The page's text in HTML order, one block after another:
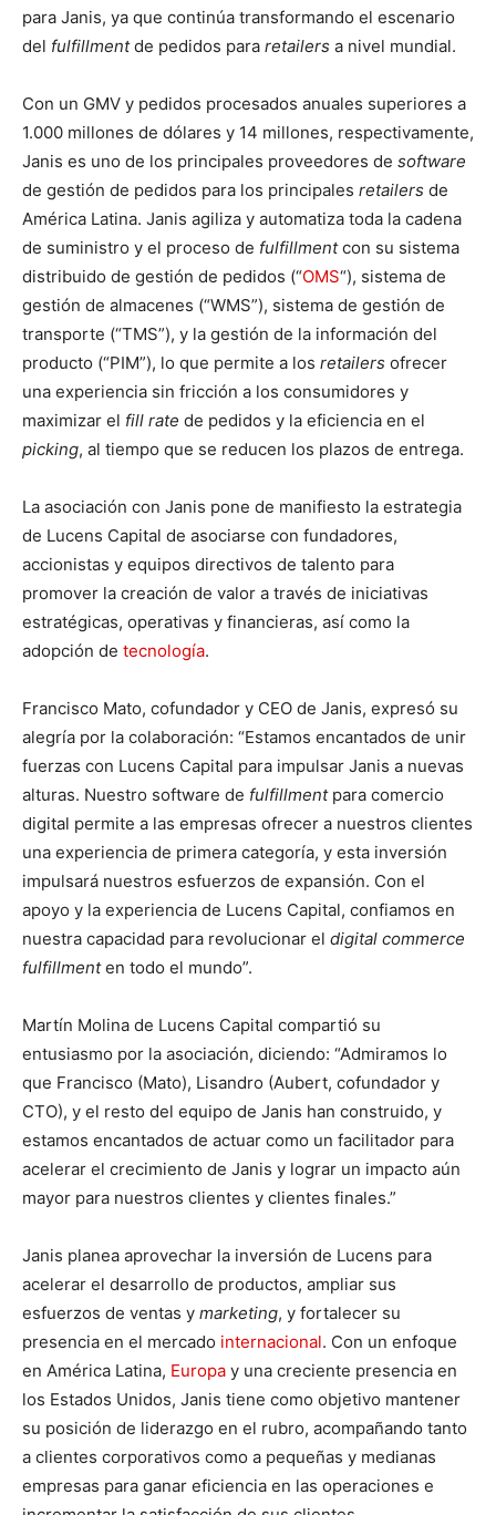
para Janis, ya que continúa transformando el escenario
del fulfillmentde pedidos para retailers a nivel mundial.
Con un GMV y pedidos procesados anuales superiores a
1.000 millones de dólares y 14 millones, respectivamente,
Janis es uno de los principales proveedores de software
de gestión de pedidos para los principales retailers de
América Latina. Janis agiliza y automatiza toda la cadena
de suministro y el proceso de fulfillmentcon su sistema
distribuido de gestión de pedidos (“OMS“), sistema de
gestión de almacenes (“WMS”), sistema de gestión de
transporte (“TMS”), y la gestión de la información del
producto (“PIM”), lo que permite a los retailers ofrecer
una experiencia sin fricción a los consumidores y
maximizar el fill rate de pedidos y la eficiencia en el
picking, al tiempo que se reducen los plazos de entrega.
La asociación con Janis pone de manifiesto la estrategia
de Lucens Capital de asociarse con fundadores,
accionistas y equipos directivos de talento para
promover la creación de valor a través de iniciativas
estratégicas, operativas y financieras, así como la
adopción de tecnología.
Francisco Mato, cofundador y CEO de Janis, expresó su
alegría por la colaboración: “Estamos encantados de unir
fuerzas con Lucens Capital para impulsar Janis a nuevas
alturas. Nuestro software de fulfillment para comercio
digital permite a las empresas ofrecer a nuestros clientes
una experiencia de primera categoría, y esta inversión
impulsará nuestros esfuerzos de expansión. Con el
apoyo y la experiencia de Lucens Capital, confiamos en
nuestra capacidad para revolucionar el digital commerce
fulfillmenten todo el mundo”.
Martín Molina de Lucens Capital compartió su
entusiasmo por la asociación, diciendo: “Admiramos lo
que Francisco (Mato), Lisandro (Aubert, cofundador y
CTO), y el resto del equipo de Janis han construido, y
estamos encantados de actuar como un facilitador para
acelerar el crecimiento de Janis y lograr un impacto aún
mayor para nuestros clientes y clientes finales.”
Janis planea aprovechar la inversión de Lucens para
acelerar el desarrollo de productos, ampliar sus
esfuerzos de ventas y marketing, y fortalecer su
presencia en el mercado internacional. Con un enfoque
en América Latina, Europa y una creciente presencia en
los Estados Unidos, Janis tiene como objetivo mantener
su posición de liderazgo en el rubro, acompañando tanto
a clientes corporativos como a pequeñas y medianas
empresas para ganar eficiencia en las operaciones e